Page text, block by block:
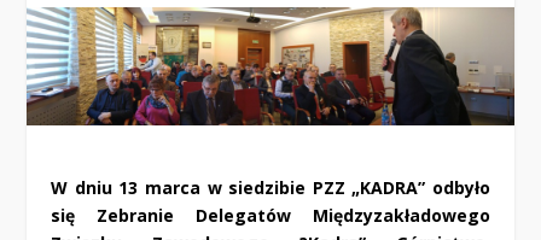
W dniu 13 marca w siedzibie PZZ „KADRA” odbyło
się Zebranie Delegatów Międzyzakładowego